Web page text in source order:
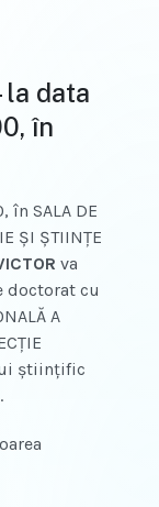
la data
în
SALA DE
ŞI ŞTIINŢE
va
doctorat cu
A
ştiinţific